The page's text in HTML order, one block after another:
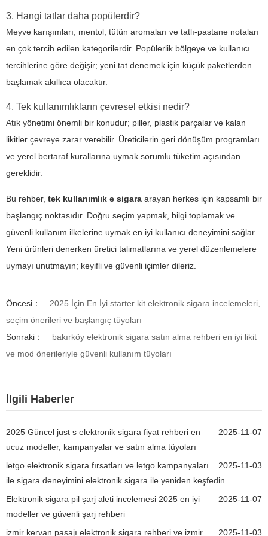
3. Hangi tatlar daha popülerdir?
Meyve karışımları, mentol, tütün aromaları ve tatlı-pastane notaları
en çok tercih edilen kategorilerdir. Popülerlik bölgeye ve kullanıcı
tercihlerine göre değişir; yeni tat denemek için küçük paketlerden
başlamak akıllıca olacaktır.
4. Tek kullanımlıkların çevresel etkisi nedir?
Atık yönetimi önemli bir konudur; piller, plastik parçalar ve kalan
likitler çevreye zarar verebilir. Üreticilerin geri dönüşüm programları
ve yerel bertaraf kurallarına uymak sorumlu tüketim açısından
gereklidir.
Bu rehber, tek kullanımlık e sigara arayan herkes için kapsamlı bir
başlangıç noktasıdır. Doğru seçim yapmak, bilgi toplamak ve
güvenli kullanım ilkelerine uymak en iyi kullanıcı deneyimini sağlar.
Yeni ürünleri denerken üretici talimatlarına ve yerel düzenlemelere
uymayı unutmayın; keyifli ve güvenli içimler dileriz.
Öncesi：
2025 İçin En İyi starter kit elektronik sigara incelemeleri,
seçim önerileri ve başlangıç tüyoları
Sonraki：
bakırköy elektronik sigara satın alma rehberi en iyi likit
ve mod önerileriyle güvenli kullanım tüyoları
İlgili Haberler
2025-11-07
2025 Güncel just s elektronik sigara fiyat rehberi en
ucuz modeller, kampanyalar ve satın alma tüyoları
2025-11-03
letgo elektronik sigara fırsatları ve letgo kampanyaları
ile sigara deneyimini elektronik sigara ile yeniden keşfedin
2025-11-07
Elektronik sigara pil şarj aleti incelemesi 2025 en iyi
modeller ve güvenli şarj rehberi
2025-11-03
izmir kervan pasajı elektronik sigara rehberi ve izmir